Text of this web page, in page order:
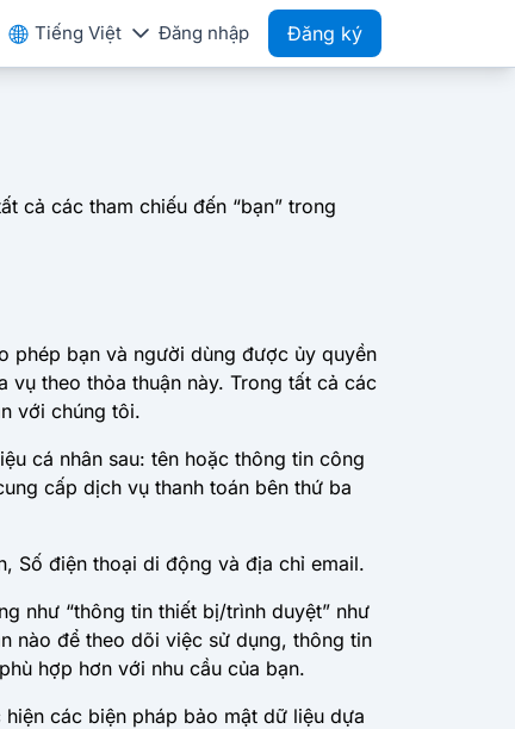
Tiếng Việt Đăng nhập Đăng ký
cả các tham chiếu đến “bạn” trong
phép bạn và người dùng được ủy quyền
theo thỏa thuận này. Trong tất cả các
với chúng tôi.
cá nhân sau: tên hoặc thông tin công
cấp dịch vụ thanh toán bên thứ ba
Số điện thoại di động và địa chỉ email.
như “thông tin thiết bị/trình duyệt” như
nào để theo dõi việc sử dụng, thông tin
hợp hơn với nhu cầu của bạn.
các biện pháp bảo mật dữ liệu dựa